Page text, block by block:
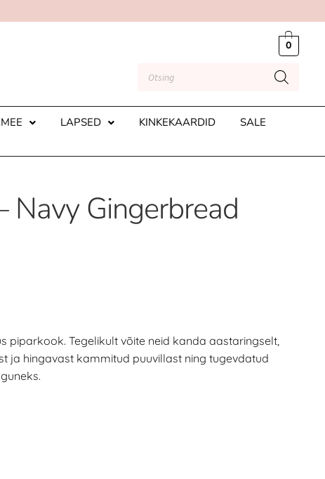
0
LAPSED KINKEKAARDID
SALE
Navy Gingerbread
piparkook. Tegelikult võite neid kanda aastaringselt,
ja hingavast kammitud puuvillast ning tugevdatud